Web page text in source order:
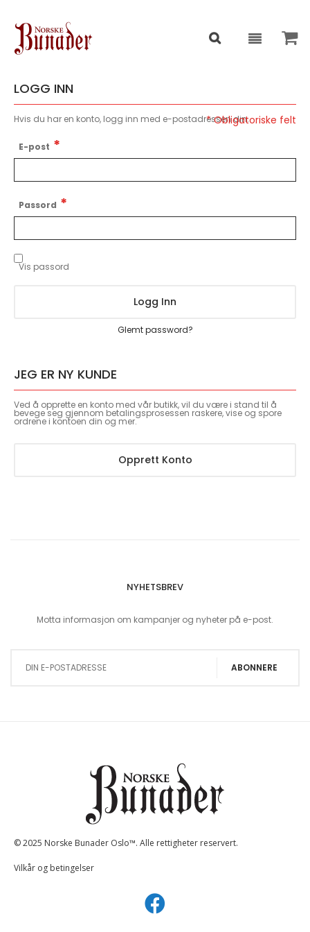
LOGG INN
Hvis du har en konto, logg inn med e-postadressen din.
E-post
Passord
Vis passord
Logg Inn
Glemt password?
JEG ER NY KUNDE
Ved å opprette en konto med vår butikk, vil du være i stand til å
bevege seg gjennom betalingsprosessen raskere, vise og spore
ordrene i kontoen din og mer.
Opprett Konto
NYHETSBREV
Motta informasjon om kampanjer og nyheter på e-post.
ABONNERE
© 2025 Norske Bunader Oslo™. Alle rettigheter reservert.
Vilkår og betingelser